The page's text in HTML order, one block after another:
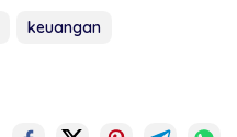
keuangan